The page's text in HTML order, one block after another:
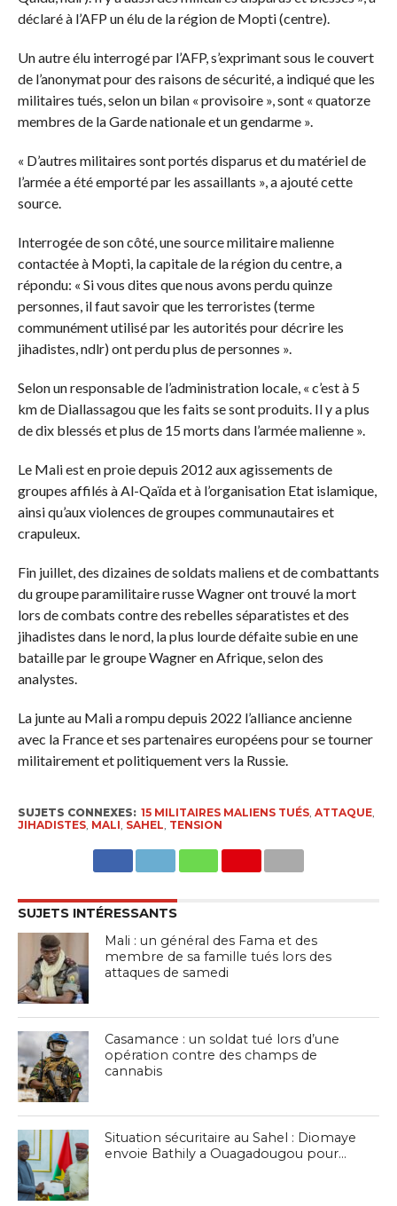
déclaré à l’AFP un élu de la région de Mopti (centre).
Un autre élu interrogé par l’AFP, s’exprimant sous le couvert
de l’anonymat pour des raisons de sécurité, a indiqué que les
militaires tués, selon un bilan « provisoire », sont « quatorze
membres de la Garde nationale et un gendarme ».
« D’autres militaires sont portés disparus et du matériel de
l’armée a été emporté par les assaillants », a ajouté cette
source.
Interrogée de son côté, une source militaire malienne
contactée à Mopti, la capitale de la région du centre, a
répondu: « Si vous dites que nous avons perdu quinze
personnes, il faut savoir que les terroristes (terme
communément utilisé par les autorités pour décrire les
jihadistes, ndlr) ont perdu plus de personnes ».
Selon un responsable de l’administration locale, « c’est à 5
km de Diallassagou que les faits se sont produits. Il y a plus
de dix blessés et plus de 15 morts dans l’armée malienne ».
Le Mali est en proie depuis 2012 aux agissements de
groupes affilés à Al-Qaïda et à l’organisation Etat islamique,
ainsi qu’aux violences de groupes communautaires et
crapuleux.
Fin juillet, des dizaines de soldats maliens et de combattants
du groupe paramilitaire russe Wagner ont trouvé la mort
lors de combats contre des rebelles séparatistes et des
jihadistes dans le nord, la plus lourde défaite subie en une
bataille par le groupe Wagner en Afrique, selon des
analystes.
La junte au Mali a rompu depuis 2022 l’alliance ancienne
avec la France et ses partenaires européens pour se tourner
militairement et politiquement vers la Russie.
SUJETS CONNEXES: 15 MILITAIRES MALIENS TUÉS, ATTAQUE,
JIHADISTES, MALI SAHEL TENSION
SUJETS INTÉRESSANTS
Mali : un général des Fama et des
membre de sa famille tués lors des
attaques de samedi
Casamance : un soldat tué lors d’une
opération contre des champs de
cannabis
Situation sécuritaire au Sahel : Diomaye
envoie Bathily a Ouagadougou pour…